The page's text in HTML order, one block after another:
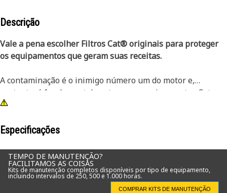
Descrição
Vale a pena escolher Filtros Cat® originais para proteger
os equipamentos que geram suas receitas.
A contaminação é o inimigo número um do motor e,
portanto, é fundamental proteger os equipamentos Cat
com os Elementos Filtrantes Cat originais. Os Filtros de Ar
opção para aplicações normais, proporcionando maior
equipamentos.
Além de oferecer vida útil longa e filtragem excepcional, os
Filtros de Ar Cat são ecologicamente corretos e
Especificações
TEMPO DE MANUTENÇÃO?
FACILITAMOS AS COISAS
Kits de manutenção completos disponíveis por tipo de equipamento,
incluindo intervalos de 250, 500 e 1.000 horas.
COMPRAR KITS DE MANUTENÇÃO